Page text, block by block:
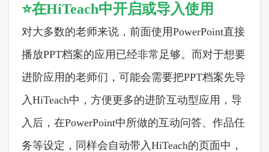
⭐在HiTeach中开启或导入使用
对大多数的老师来说，前面使用PowerPoint直接
播放PPT档案的应用已经非常足够。而对于想要
进阶应用的老师们，可能会需要把PPT档案先导
入HiTeach中，方便更多的进阶互动型应用，导
入后，在PowerPoint中所做的互动问答、作品任
务等设定，同样会自动带入HiTeach的页面中，